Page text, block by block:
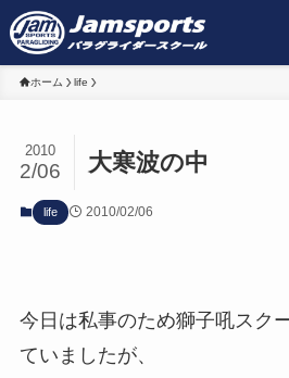
ホーム life
大寒波の中
2010
2/06
life 2010/02/06
今日は私事のため獅子吼スク
ていましたが、